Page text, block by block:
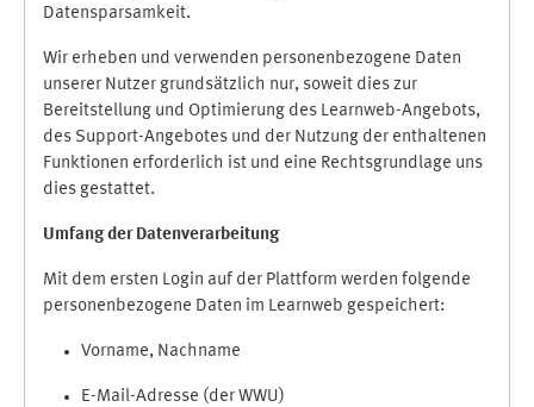
Datensparsamkeit.
Wir erheben und verwenden personenbezogene Daten
unserer Nutzer grundsätzlich nur, soweit dies zur
Bereitstellung und Optimierung des Learnweb-Angebots,
des Support-Angebotes und der Nutzung der enthaltenen
Funktionen erforderlich ist und eine Rechtsgrundlage uns
dies gestattet.
Umfang der Datenverarbeitung
Mit dem ersten Login auf der Plattform werden folgende
personenbezogene Daten im Learnweb gespeichert:
Vorname, Nachname
E-Mail-Adresse (der WWU)